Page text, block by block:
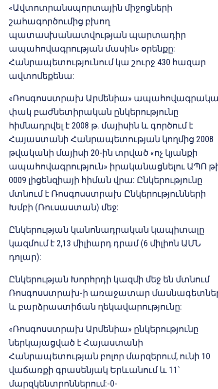
«Ավտոտրանսպորտային միջոցների
շահագործումից բխող
պատասխանատվության պարտադիր
ապահովագրության մասին» օրենքը:
Հանրապետությունում կա շուրջ 430 հազար
ավտոմեքենա:
«Ռոսգոսստրախ Արմենիա»
փակ բաժնետիրական ընկերությունը
հիմնադրվել է 2008 թ. մայիսին և գործում է
Հայաստանի Հանրապետության կողմից 2008
թվականի մայիսի 20-ին տրված «ոչ կյանքի
ապահովագրություն» իրականացնելու ԱՊՈ
0009 լիցենզիայի հիման վրա: Ընկերությունը
մտնում է Ռոսգոսստրախ Ընկերությունների
Խմբի (Ռուսաստան) մեջ:
Ընկերության կանոնադրական կապիտալը
կազմում է 2,13 միլիարդ դրամ (6 միլիոն ԱՄՆ
դոլար):
Ընկերության Խորհրդի կազմի մեջ են մտնում
Ռոսգոսստրախ-ի առաջատար
և բարձրաստիճան ղեկավարությունը:
«Ռոսգոսստրախ Արմենիա» ընկերությունը
ներկայացված է Հայաստանի
Հանրապետության բոլոր մարզերում, ունի 10
վաճառքի գրասենյակ Երևանում և 11`
մարզկենտրոններում:-0-